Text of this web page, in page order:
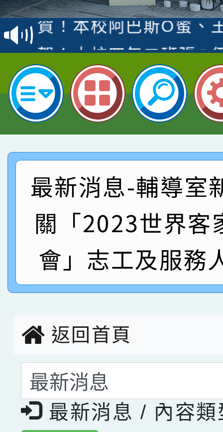
賽 洪綺君教師榮獲社
名
賀！本校阿巴斯O蜜、
倩參加桃園市科展 國
名 指導老師王老師、
賀！本校四年二班張O
園市英語競賽國小朗讀
指導老師林老師
賀！本校參加桃園市中
賽 劉文瑛教師榮獲教
賀！本校參與2026世
市賽榮獲科學小創客佳
創客第三名。
賀！本校參加桃園市中
賽 洪綺君教師榮獲社
名
賀！本校阿巴斯O蜜、
倩參加桃園市科展 國
名 指導老師王老師、
賀！本校四年二班張O
園市英語競賽國小朗讀
指導老師林老師
賀！本校參加桃園市中
賽 劉文瑛教師榮獲教
臺灣台語-第二名
賀！本校參與2026世
市賽榮獲科學小創客佳
最新消息-輔導室
關「2023世界客
會」志工及服務
返回首頁
選擇後頁面內容會更
最新消息 / 內容類